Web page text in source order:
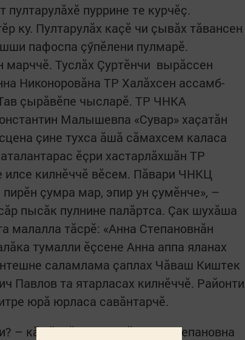
пултарулăхӗ пуррине те курчӗç.
ку. Пултарулăх каçӗ чи çывăх тăвансен
пафоспа çӳпӗлени пулмарӗ.
Туслăх Çуртӗнчи вырăссен
Никоноровăна ТР Халăхсен ассамб­
çырăвӗпе чысларӗ. ТР ЧНКА
Малышевпа «Сувар» хаçатăн
çине тухса ăшă сăмахсем каласа
ӗçри хастарлăхшăн ТР
илсе килнӗччӗ вӗсем. Пăвари ЧНКЦ
çумра мар, эпир ун çумӗнче», –
пысăк пулнине палăртса. Çак шухăша
малалла тăсрӗ: «Анна Степановнăн
тумалли ӗçсене Анна аппа яланах
саламлама çаплах Чăваш Киштек
Павлов та ятарласах килнӗччӗ. Районти
юрă юрласа савăнтарчӗ.
– кăмăллăн шӳтлерӗ Анна Степановна